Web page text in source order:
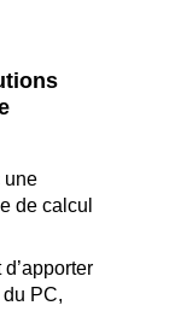
une
de calcul
PC,